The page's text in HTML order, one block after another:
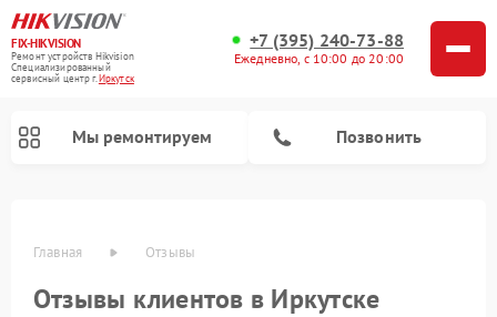
FIX-HIKVISION
Ремонт устройств Hikvision
Специализированный
cервисный центр г.Иркутск
+7 (395) 240-73-88
Ежедневно, с 10:00 до 20:00
Мы ремонтируем Позвонить
Главная Отзывы
Отзывы клиентов в Иркутске